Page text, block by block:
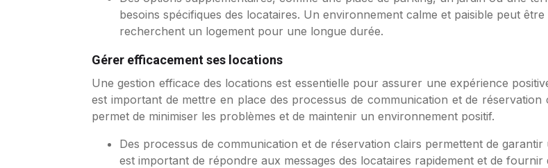
besoins spécifiques des locataires. Un environnement calme et paisible peut
recherchent un logement pour une longue durée.
Gérer efficacement ses locations
Une gestion efficace des locations est essentielle pour assurer une expérience
est important de mettre en place des processus de communication et de
permet de minimiser les problèmes et de maintenir un environnement positif.
Des processus de communication et de réservation clairs permettent de
est important de répondre aux messages des locataires rapidement et de